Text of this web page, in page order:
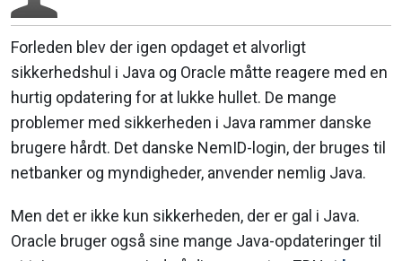
Forleden blev der igen opdaget et alvorligt
sikkerhedshul i Java og Oracle måtte reagere med en
hurtig opdatering for at lukke hullet. De mange
problemer med sikkerheden i Java rammer danske
brugere hårdt. Det danske NemID-login, der bruges til
netbanker og myndigheder, anvender nemlig Java.
Men det er ikke kun sikkerheden, der er gal i Java.
Oracle bruger også sine mange Java-opdateringer til